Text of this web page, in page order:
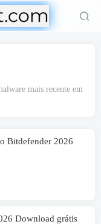
mais recente em
Bitdefender 2026
Download grátis